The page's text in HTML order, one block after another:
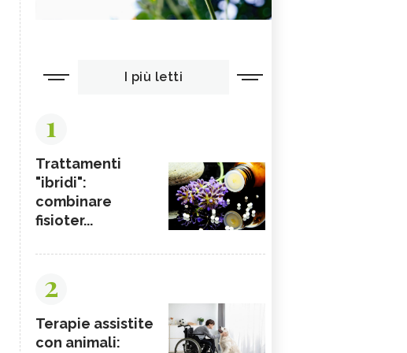
I più letti
1
Trattamenti
"ibridi":
combinare
fisioter...
2
Terapie assistite
con animali: